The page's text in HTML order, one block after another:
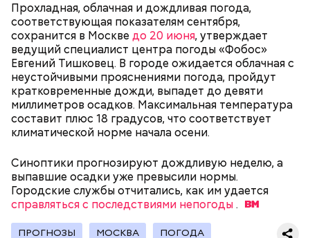
Прохладная, облачная и дождливая погода,
соответствующая показателям сентября,
сохранится в Москве до 20 июня, утверждает
ведущий специалист центра погоды «Фобос»
Евгений Тишковец. В городе ожидается облачная с
неустойчивыми прояснениями погода, пройдут
кратковременные дожди, выпадет до девяти
миллиметров осадков. Максимальная температура
составит плюс 18 градусов, что соответствует
климатической норме начала осени.
Синоптики прогнозируют дождливую неделю, а
выпавшие осадки уже превысили нормы.
Городские службы отчитались, как им удается
справляться с последствиями непогоды.
ПРОГНОЗЫ МОСКВА ПОГОДА
По словам Юлии Шуваловой, в 1830 году именно на
этой набережной был открыт театр, который
Под открытым небом